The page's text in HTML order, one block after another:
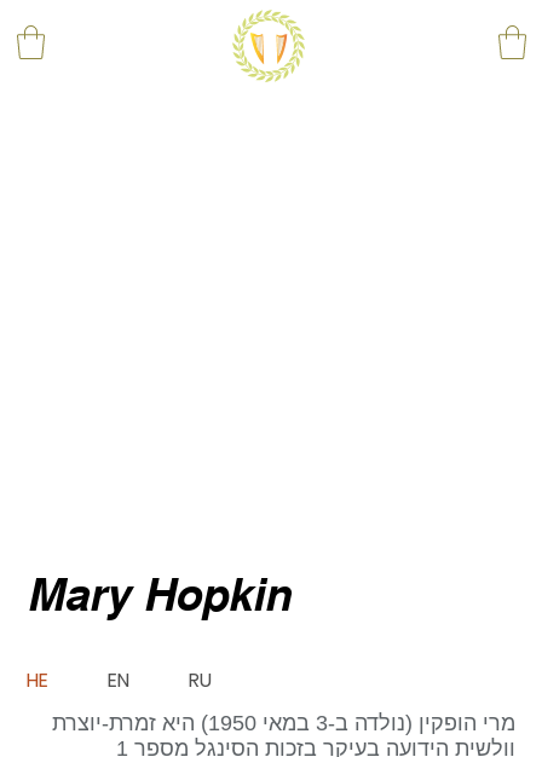
Mary Hopkin
RU
EN
HE
מרי הופקין (נולדה ב-3 במאי 1950) היא זמרת-יוצרת
וולשית הידועה בעיקר בזכות הסינגל מספר 1